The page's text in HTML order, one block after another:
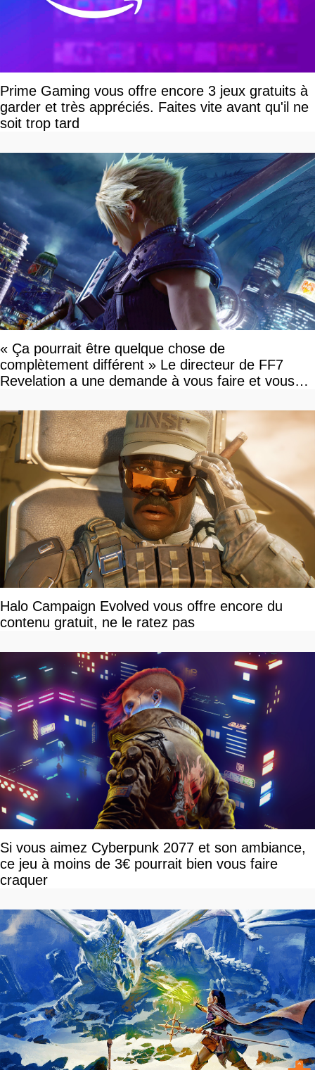
Prime Gaming vous offre encore 3 jeux gratuits à
garder et très appréciés. Faites vite avant qu'il ne
soit trop tard
« Ça pourrait être quelque chose de
complètement différent » Le directeur de FF7
Revelation a une demande à vous faire et vous
Halo Campaign Evolved vous offre encore du
contenu gratuit, ne le ratez pas
Si vous aimez Cyberpunk 2077 et son ambiance,
ce jeu à moins de 3€ pourrait bien vous faire
craquer